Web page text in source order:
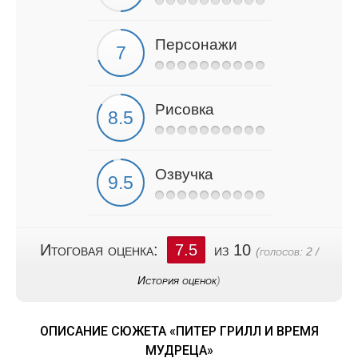
Персонажи
Рисовка
Озвучка
Итоговая оценка: 7.5 из 10 (голосов: 2/
История оценок)
ОПИСАНИЕ СЮЖЕТА «ПИТЕР ГРИЛЛ И ВРЕМЯ
МУДРЕЦА»